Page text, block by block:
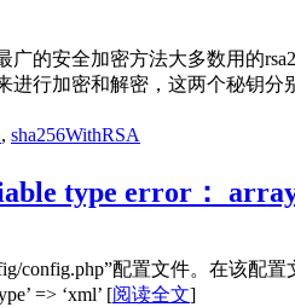
广的安全加密方法大多数用的
进行加密和解密，这两个秘钥分
, sha256WithRSA
type error：
config.php”配置文件。在该配置
=> ‘xml’ [阅读全文]